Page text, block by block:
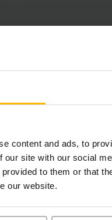
content and ads, to
our site with our social
to them or that
our website.